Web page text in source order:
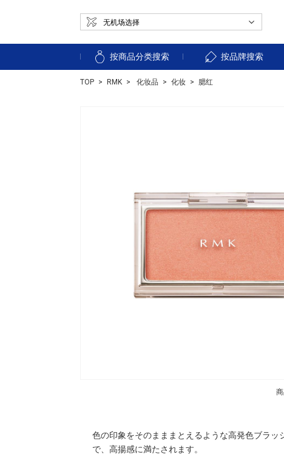
按商品分类搜索 按品牌搜索
TOP RMK 化妆品 化妆 腮红
色の印象をそのまままとえるような高発色ブラ
で、高揚感に満たされます。